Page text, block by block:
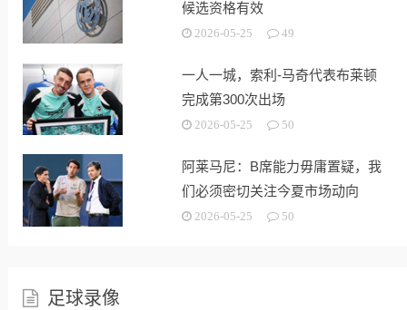
候选资格有效
2026-05-25 49
一人一城，索利-马奇代表布莱顿
完成第300次出场
2026-05-25 50
阿莱马尼：B席能力毋庸置疑，我
们必须密切关注今夏市场动向
2026-05-25 50
足球录像